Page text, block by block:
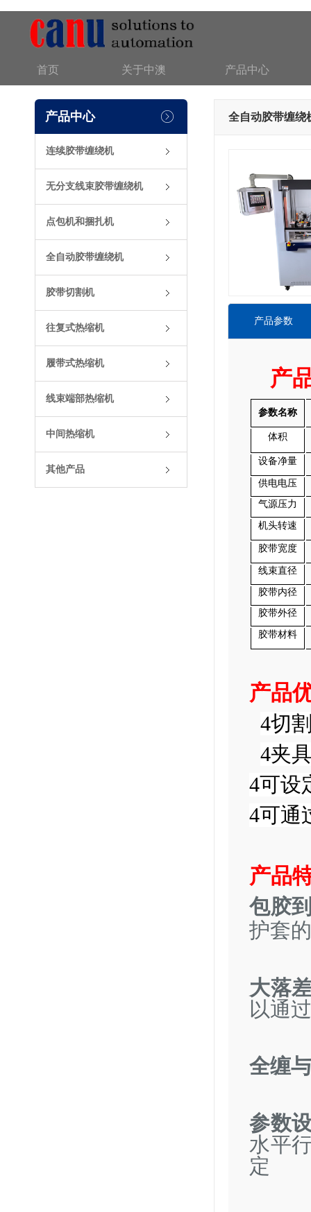
首页 关于中澳 产品中心
产品中心
连续胶带缠绕机
无分支线束胶带缠绕机
点包机和捆扎机
全自动胶带缠绕机
胶带切割机
往复式热缩机
履带式热缩机
线束端部热缩机
中间热缩机
其他产品
全自动胶带缠绕
产品参数
产
参数名称
体积
设备净量
供电电压
气源压力
机头转速
胶带宽度
线束直径
胶带内径
胶带外径
胶带材料
产品
4切
4夹
4可设
4可通
产品
包胶
护套
大落
以通
全缠
参数
水平
定